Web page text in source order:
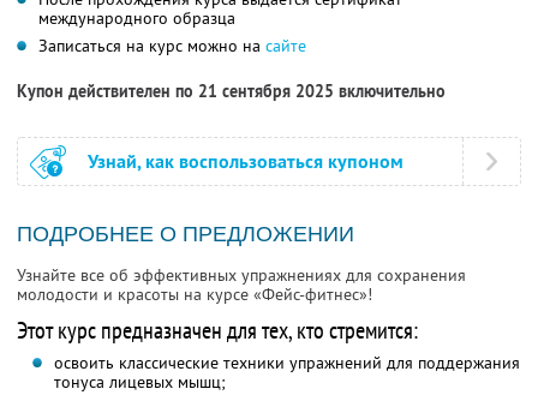
международного образца
Записаться на курс можно на сайте
Купон действителен по 21 сентября 2025 включительно
Узнай, как воспользоваться купоном
ПОДРОБНЕЕ О ПРЕДЛОЖЕНИИ
Узнайте все об эффективных упражнениях для сохранения
молодости и красоты на курсе «Фейс-фитнес»!
Этот курс предназначен для тех, кто стремится:
освоить классические техники упражнений для поддержания
тонуса лицевых мышц;